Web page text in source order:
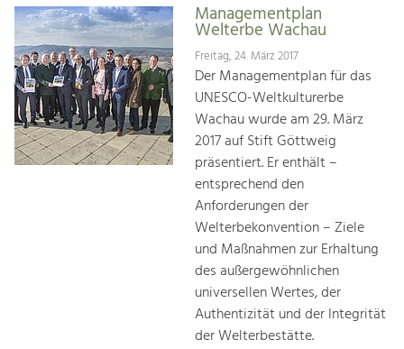
Managementplan
Welterbe Wachau
Freitag, 24. März 2017
Der Managementplan für das
UNESCO-Weltkulturerbe
Wachau wurde am 29. März
2017 auf Stift Göttweig
präsentiert. Er enthält –
entsprechend den
Anforderungen der
Welterbekonvention – Ziele
und Maßnahmen zur Erhaltung
des außergewöhnlichen
universellen Wertes, der
Authentizität und der Integrität
der Welterbestätte.